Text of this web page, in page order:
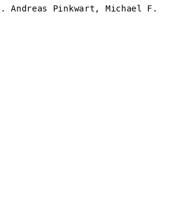
Andreas Pinkwart, Michael F.